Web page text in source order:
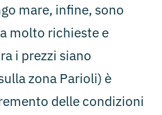
mare, infine, sono
molto richieste e
i prezzi siano
zona Parioli) è
delle condizioni